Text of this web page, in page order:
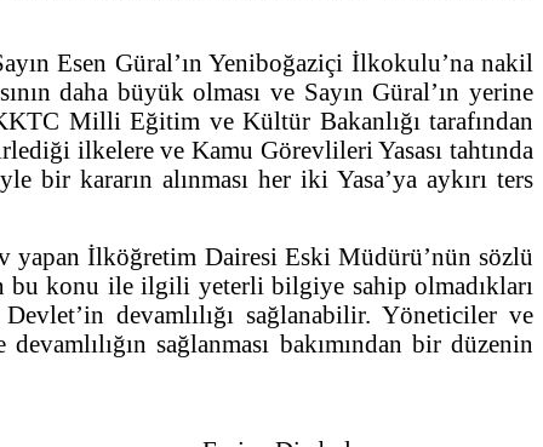
Esen Güral’ın Yeniboğaziçi İlkokulu’na nakil
daha büyük olması ve Sayın Güral’ın yerine
Milli Eğitim ve Kültür Bakanlığı tarafından
ilkelere ve Kamu Görevlileri Yasası tahtında
bir kararın alınması her iki Yasa’ya aykırı ters
İlköğretim Dairesi Eski Müdürü’nün sözlü
konu ile ilgili yeterli bilgiye sahip olmadıkları
devamlılığı sağlanabilir. Yöneticiler ve
sağlanması bakımından bir düzenin